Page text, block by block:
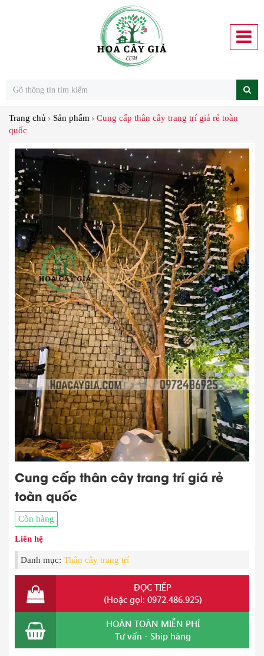
Trang chủ Sản phẩm
Cung cấp thân cây trang trí giá rẻ toàn
quốc
Cung cấp thân cây trang trí giá rẻ
toàn quốc
Còn hàng
Liên hệ
Danh mục: Thân cây trang trí
ĐỌC TIẾP
(Hoặc gọi: 0972.486.925)
HOÀN TOÀN MIỄN PHÍ
Tư vấn - Ship hàng